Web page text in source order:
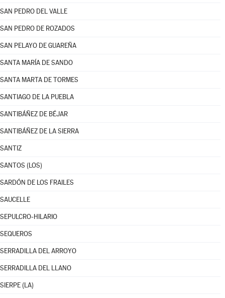
SAN PEDRO DEL VALLE
SAN PEDRO DE ROZADOS
SAN PELAYO DE GUAREÑA
SANTA MARÍA DE SANDO
SANTA MARTA DE TORMES
SANTIAGO DE LA PUEBLA
SANTIBÁÑEZ DE BÉJAR
SANTIBÁÑEZ DE LA SIERRA
SANTIZ
SANTOS (LOS)
SARDÓN DE LOS FRAILES
SAUCELLE
SEPULCRO-HILARIO
SEQUEROS
SERRADILLA DEL ARROYO
SERRADILLA DEL LLANO
SIERPE (LA)